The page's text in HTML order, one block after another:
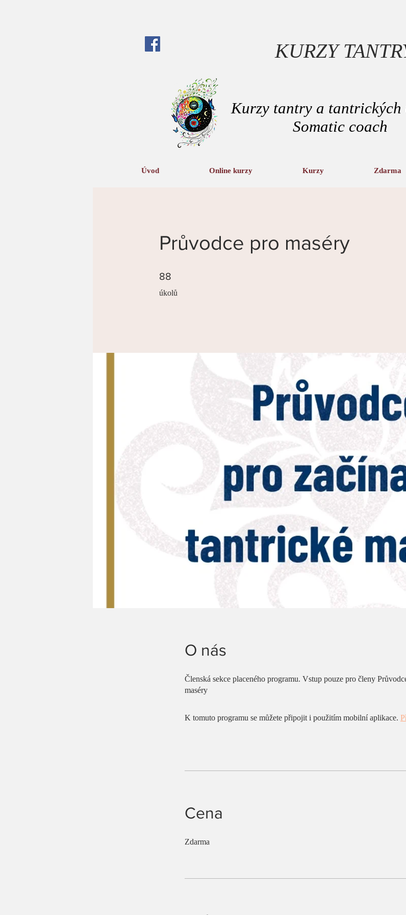
KURZY
Kurzy tantry a tantrických
Somatic coach
Úvod Online kurzy Kurzy Zdarma
Průvodce pro maséry
88
úkolů
88 úkolů
O nás
Členská sekce placeného programu. Vstup pouze pro členy
maséry
K tomuto programu se můžete připojit i použitím mobilní aplikace.
Cena
Zdarma